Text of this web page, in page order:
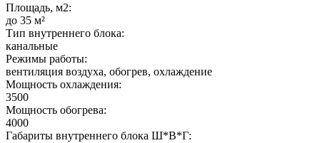
Площадь, м2:
до 35 м²
Тип внутреннего блока:
канальные
Режимы работы:
вентиляция воздуха, обогрев, охлаждение
Мощность охлаждения:
3500
Мощность обогрева:
4000
Габариты внутреннего блока Ш*В*Г: